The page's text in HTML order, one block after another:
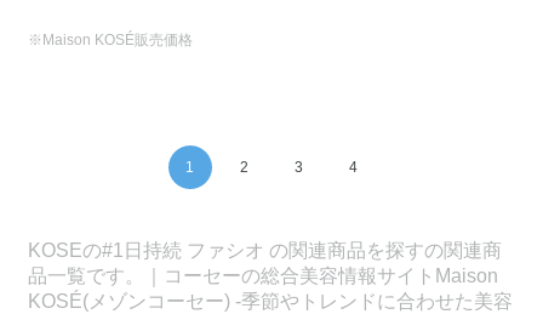
※Maison KOSÉ販売価格
1 2 3 4
KOSEの#1日持続 ファシオ の関連商品を探すの関連商
品一覧です。｜コーセーの総合美容情報サイトMaison
KOSÉ(メゾンコーセー) -季節やトレンドに合わせた美容